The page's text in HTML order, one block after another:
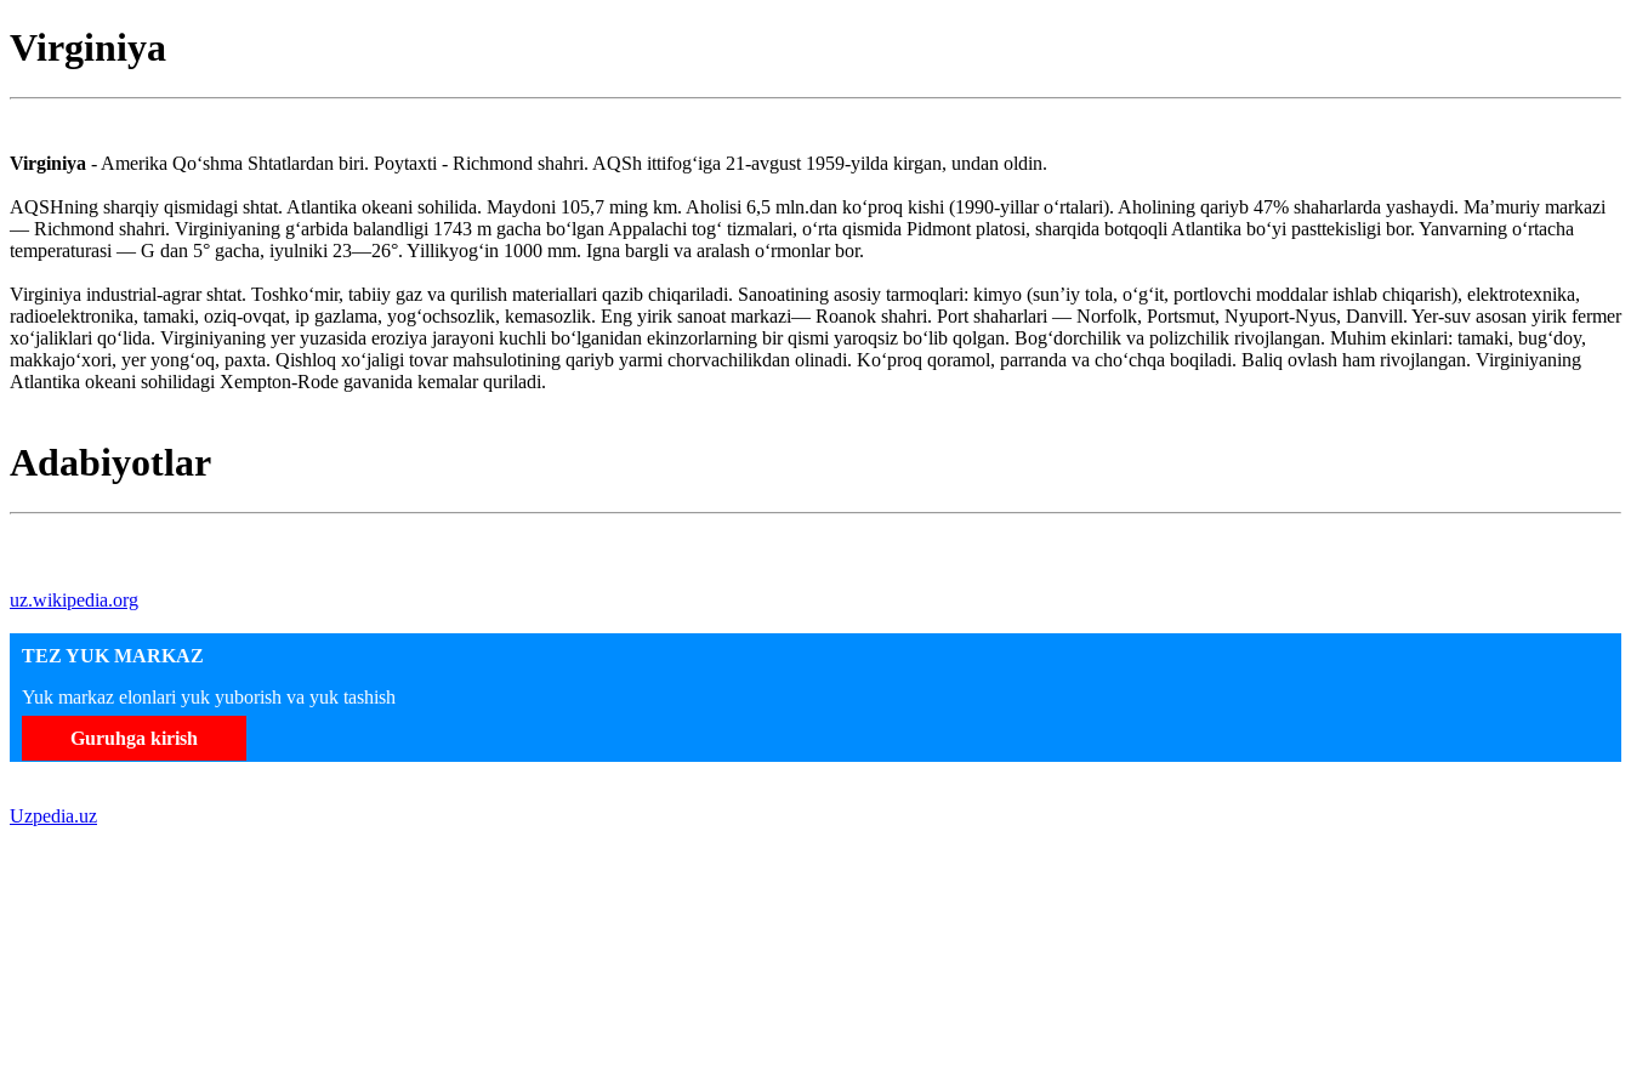
Virginiya
Virginiya - Amerika Qoʻshma Shtatlardan biri. Poytaxti - Richmond shahri. AQSh ittifogʻiga 21-avgust 1959-yilda kirgan, undan oldin.
AQSHning sharqiy qismidagi shtat. Atlantika okeani sohilida. Maydoni 105,7 ming km. Aholisi 6,5 mln.dan koʻproq kishi (1990-yillar oʻrtalari). Aholining qariyb 47% shaharlarda yashaydi. Maʼmuriy markazi
— Richmond shahri. Virginiyaning gʻarbida balandligi 1743 m gacha boʻlgan Appalachi togʻ tizmalari, oʻrta qismida Pidmont platosi, sharqida botqoqli Atlantika boʻyi pasttekisligi bor. Yanvarning oʻrtacha
temperaturasi — G dan 5° gacha, iyulniki 23—26°. Yillikyogʻin 1000 mm. Igna bargli va aralash oʻrmonlar bor.
Virginiya industrial-agrar shtat. Toshkoʻmir, tabiiy gaz va qurilish materiallari qazib chiqariladi. Sanoatining asosiy tarmoqlari: kimyo (sunʼiy tola, oʻgʻit, portlovchi moddalar ishlab chiqarish), elektrotexnika,
radioelektronika, tamaki, oziq-ovqat, ip gazlama, yogʻochsozlik, kemasozlik. Eng yirik sanoat markazi— Roanok shahri. Port shaharlari — Norfolk, Portsmut, Nyuport-Nyus, Danvill. Yer-suv asosan yirik fermer
xoʻjaliklari qoʻlida. Virginiyaning yer yuzasida eroziya jarayoni kuchli boʻlganidan ekinzorlarning bir qismi yaroqsiz boʻlib qolgan. Bogʻdorchilik va polizchilik rivojlangan. Muhim ekinlari: tamaki, bugʻdoy,
makkajoʻxori, yer yongʻoq, paxta. Qishloq xoʻjaligi tovar mahsulotining qariyb yarmi chorvachilikdan olinadi. Koʻproq qoramol, parranda va choʻchqa boqiladi. Baliq ovlash ham rivojlangan. Virginiyaning
Atlantika okeani sohilidagi Xempton-Rode gavanida kemalar quriladi.
Adabiyotlar
uz.wikipedia.org
TEZ YUK MARKAZ
Yuk markaz elonlari yuk yuborish va yuk tashish
Guruhga kirish
Uzpedia.uz